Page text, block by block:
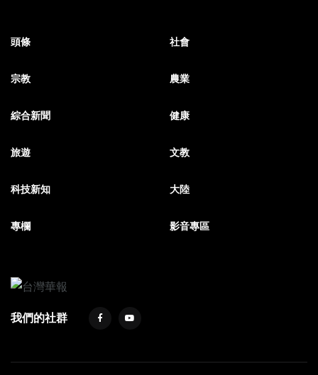
頭條 社會
宗教 農業
綜合新聞 健康
旅遊 文教
科技新知 大陸
專欄 影音專區
我們的社群